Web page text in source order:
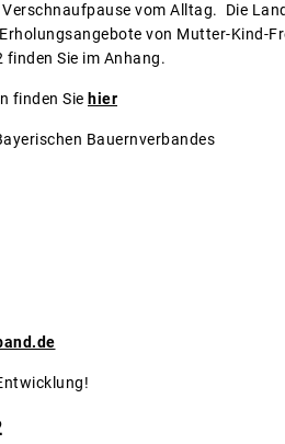
vom Alltag. Die
von Mutter-Kind-
finden Sie im Anhang.
finden Sie hier
Bauernverbandes